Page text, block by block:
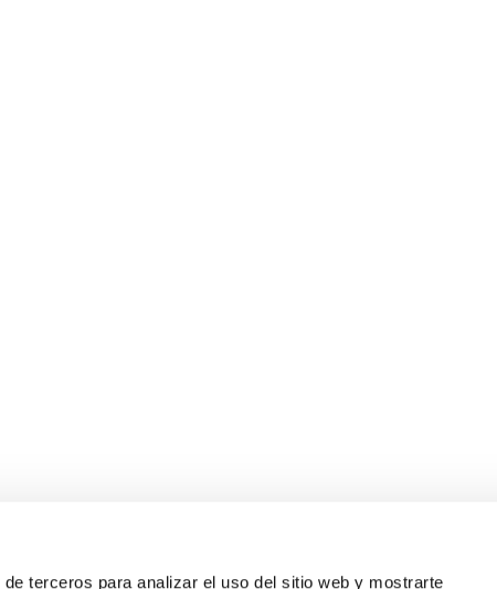
terceros para analizar el uso del sitio web y mostrarte